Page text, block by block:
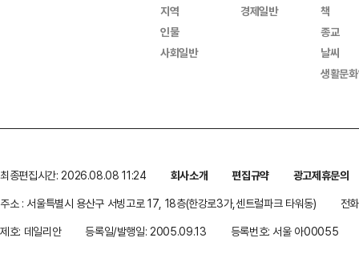
지역
인물
사회일반
경제일반
책
종교
날씨
생활문
최종편집시간: 2026.08.08 11:24 회사소개 편집규약
광고제휴문의
주소 : 서울특별시 용산구 서빙고로 17, 18층(한강로3가,센트럴파크 타워동)
전
제호: 데일리안
등록일/발행일: 2005.09.13 등록번호: 서울 아00055